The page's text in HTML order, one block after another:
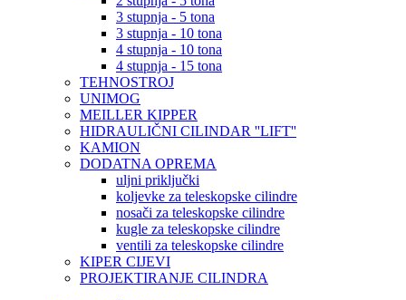
3 stupnja - 5 tona
3 stupnja - 10 tona
4 stupnja - 10 tona
4 stupnja - 15 tona
TEHNOSTROJ
UNIMOG
MEILLER KIPPER
HIDRAULIČNI CILINDAR ''LIFT''
KAMION
DODATNA OPREMA
uljni priključki
koljevke za teleskopske cilindre
nosači za teleskopske cilindre
kugle za teleskopske cilindre
ventili za teleskopske cilindre
KIPER CIJEVI
PROJEKTIRANJE CILINDRA